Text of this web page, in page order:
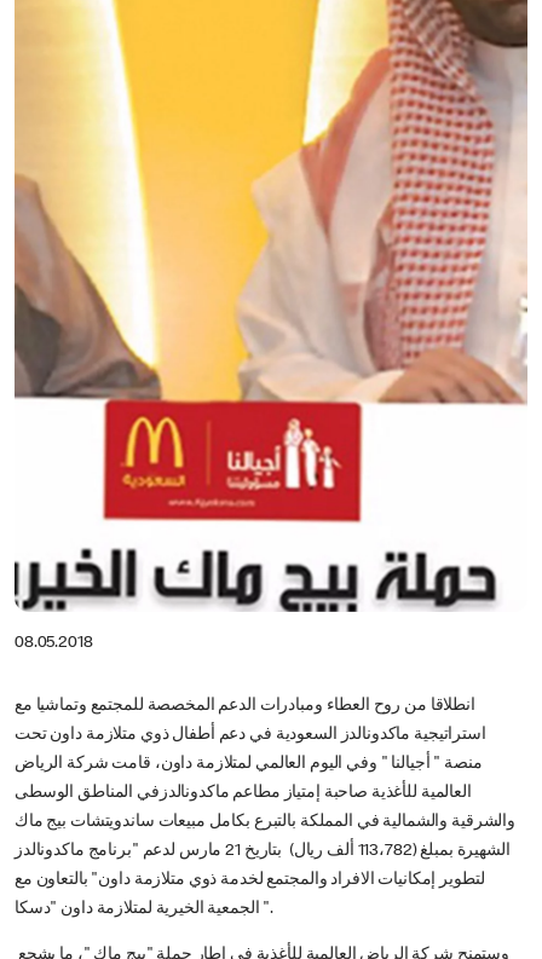
08.05.2018
انطلاقا من روح العطاء ومبادرات الدعم المخصصة للمجتمع وتماشيا مع
استراتيجية ماكدونالدز السعودية في دعم أطفال ذوي متلازمة داون تحت
منصة " أجيالنا " وفي اليوم العالمي لمتلازمة داون، قامت شركة الرياض
العالمية للأغذية صاحبة إمتياز مطاعم ماكدونالدزفي المناطق الوسطى
والشرقية والشمالية في المملكة بالتبرع بكامل مبيعات ساندويتشات بيج ماك
الشهيرة بمبلغ (113،782 ألف ريال) بتاريخ 21 مارس لدعم "برنامج ماكدونالدز
لتطوير إمكانيات الافراد والمجتمع لخدمة ذوي متلازمة داون" بالتعاون مع
الجمعية الخيرية لمتلازمة داون "دسكا".